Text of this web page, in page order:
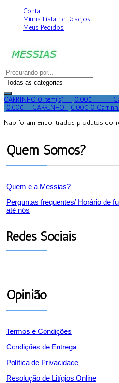
Conta
Minha Lista de Desejos
Meus Pedidos
CARRINHO 0 item(s) - 0.00€
0.00€ CARRINHO: 0.00€ 0
Não foram encontrados produtos
Quem Somos?
Quem é a Messias?
Perguntas frequentes/ Horário de
até nós
Redes Sociais
Opinião
Termos e Condições
Condições de Entrega
Política de Privacidade
Resolução de Litígios Online